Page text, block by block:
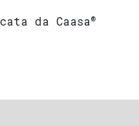
da Caasa®